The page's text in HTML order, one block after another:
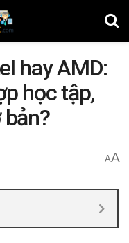
hay AMD:
học tập,
AA